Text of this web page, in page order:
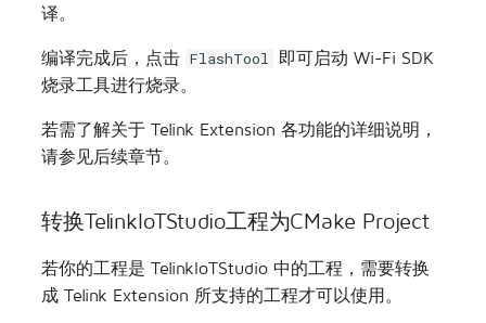
译。
编译完成后，点击 FlashTool
即可启动 Wi-Fi SDK
烧录工具进行烧录。
若需了解关于 Telink Extension 各功能的详细说明，
请参见后续章节。
转换TelinkIoTStudio工程为CMake Project
若你的工程是 TelinkIoTStudio 中的工程，需要转换
成 Telink Extension 所支持的工程才可以使用。